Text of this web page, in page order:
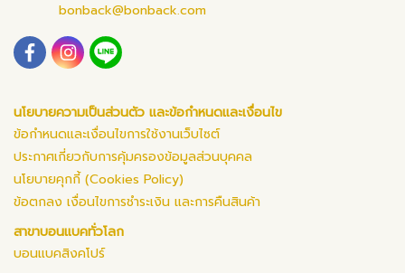
bonback@bonback.com
นโยบายความเป็นส่วนตัว และข้อกำหนดและเงื่อนไข
ข้อกำหนดและเงื่อนไขการใช้งานเว็บไซต์
ประกาศเกี่ยวกับการคุ้มครองข้อมูลส่วนบุคคล
นโยบายคุกกี้ (Cookies Policy)
ข้อตกลง เงื่อนไขการชำระเงิน และการคืนสินค้า
สาขาบอนแบคทั่วโลก
บอนแบคสิงคโปร์